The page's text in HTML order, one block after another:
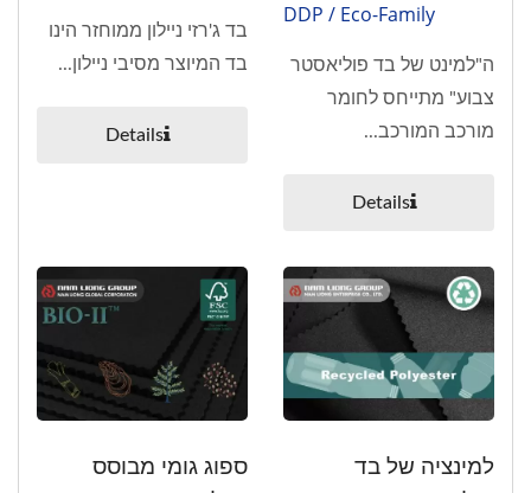
DDP / Eco-Family
ה"למינט של בד פוליאסטר
צבוע" מתייחס לחומר
מורכב המורכב...
Details
בד ג'רזי ניילון ממוחזר הינו
בד המיוצר מסיבי ניילון...
Details
למינציה של בד
ספוג גומי מבוסס